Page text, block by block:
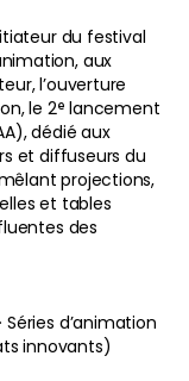
du festival
aux
l’ouverture
le 2ᵉ lancement
dédié aux
et diffuseurs du
projections,
et tables
des
d’animation
innovants)